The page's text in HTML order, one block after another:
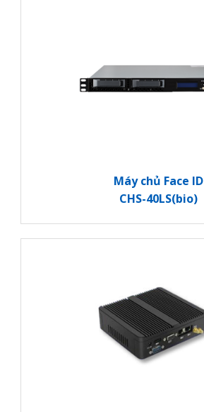
Máy chủ Face ID
CHS-40LS(bio)